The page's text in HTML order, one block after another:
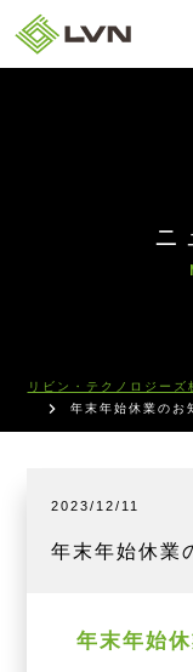
ニ
リビン・テクノロジーズ
年末年始休業のお
年末年始休業
2023/12/11
年末年始